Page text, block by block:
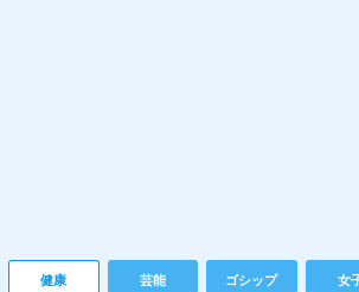
健康 芸能 ゴシップ 女